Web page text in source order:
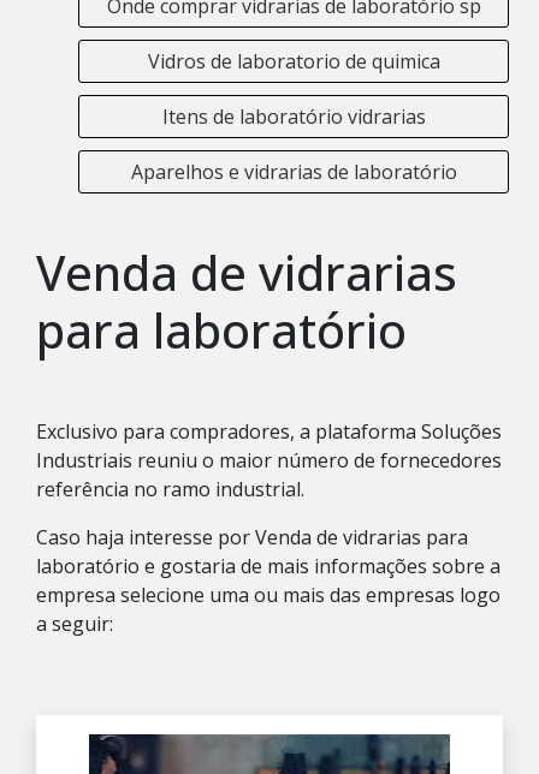
Onde comprar vidrarias de laboratório sp
Vidros de laboratorio de quimica
Itens de laboratório vidrarias
Aparelhos e vidrarias de laboratório
Venda de vidrarias
para laboratório
Exclusivo para compradores, a plataforma Soluções
Industriais reuniu o maior número de fornecedores
referência no ramo industrial.
Caso haja interesse por Venda de vidrarias para
laboratório e gostaria de mais informações sobre a
empresa selecione uma ou mais das empresas logo
a seguir: